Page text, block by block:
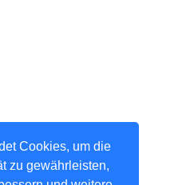
Cookies, um die
zu gewährleisten,